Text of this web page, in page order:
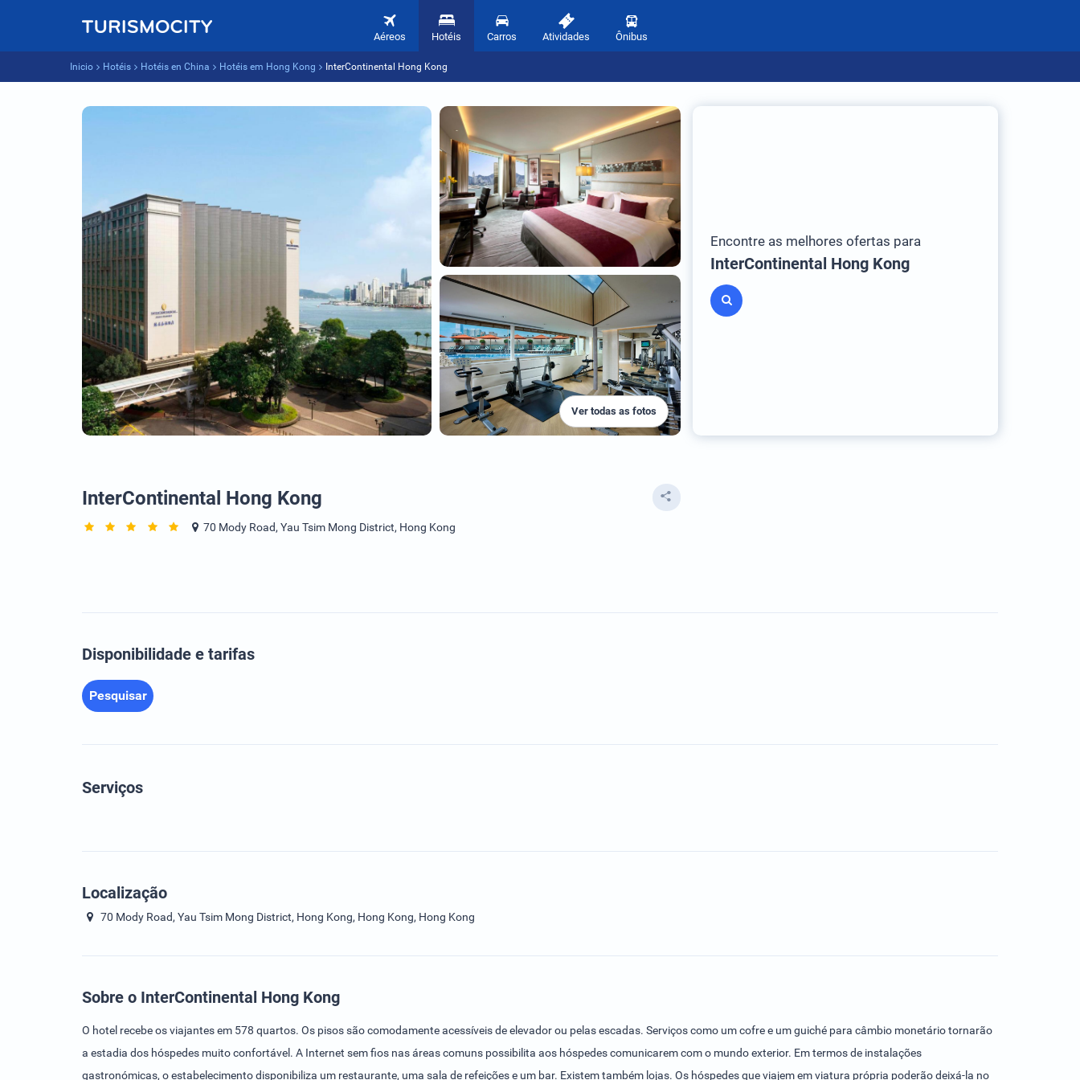
Aéreos Hotéis Carros Atividades Ônibus
Inicio Hotéis Hotéis en China Hotéis em Hong Kong InterContinental Hong Kong
Ver todas as fotos
Encontre as melhores ofertas para
InterContinental Hong Kong
InterContinental Hong Kong
70 Mody Road, Yau Tsim Mong District, Hong Kong
Disponibilidade e tarifas
Pesquisar
Serviços
Localização
70 Mody Road, Yau Tsim Mong District, Hong Kong, Hong Kong, Hong Kong
Sobre o InterContinental Hong Kong
O hotel recebe os viajantes em 578 quartos. Os pisos são comodamente acessíveis de elevador ou pelas escadas. Serviços como um cofre e um guiché para câmbio monetário tornarão
a estadia dos hóspedes muito confortável. A Internet sem fios nas áreas comuns possibilita aos hóspedes comunicarem com o mundo exterior. Em termos de instalações
gastronómicas, o estabelecimento disponibiliza um restaurante, uma sala de refeições e um bar. Existem também lojas. Os hóspedes que viajem em viatura própria poderão deixá-la no